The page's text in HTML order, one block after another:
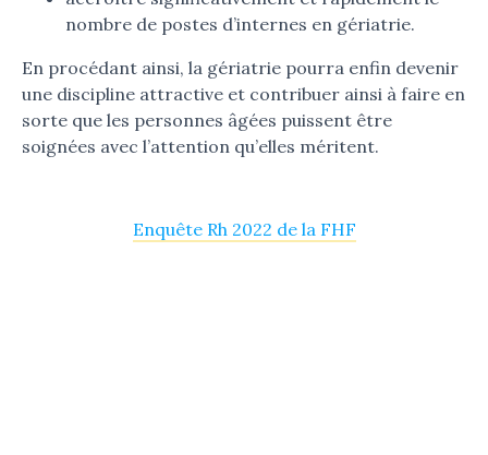
nombre de postes d’internes en gériatrie.
En procédant ainsi, la gériatrie pourra enfin devenir
une discipline attractive et contribuer ainsi à faire en
sorte que les personnes âgées puissent être
soignées avec l’attention qu’elles méritent.
Enquête Rh 2022 de la FHF